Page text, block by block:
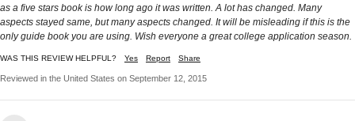
as a five stars book is how long ago it was written. A lot has changed. Many
aspects stayed same, but many aspects changed. It will be misleading if this is the
only guide book you are using. Wish everyone a great college application season.
WAS THIS REVIEW HELPFUL? Yes Report Share
Reviewed in the United States on September 12, 2015